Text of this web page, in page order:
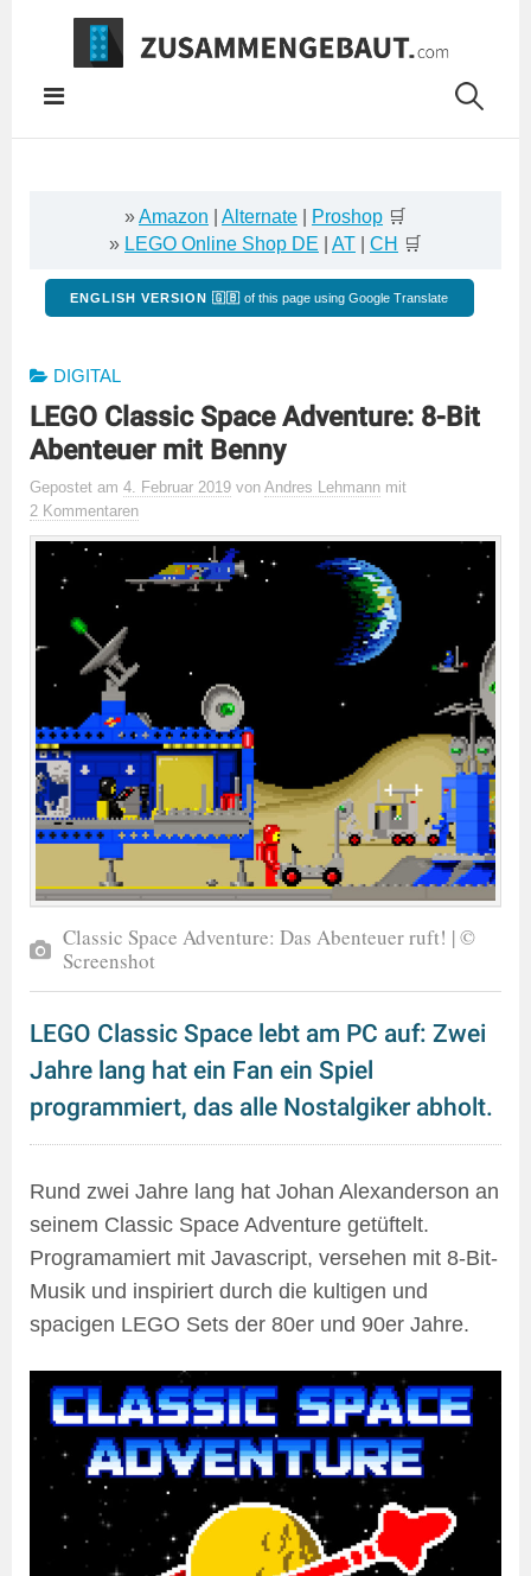
Springe
Inhalt
»Amazon Alternate Proshop 🛒
» LEGO Online Shop DE AT CH 🛒
ENGLISH VERSION 🇬🇧 of this page using Google Translate
DIGITAL
LEGO Classic Space Adventure: 8-Bit
Abenteuer mit Benny
Gepostet am 4. Februar 2019 von Andres Lehmann mit
2 Kommentaren
Classic Space Adventure: Das Abenteuer ruft! | ©
Screenshot
LEGO Classic Space lebt am PC auf: Zwei
Jahre lang hat ein Fan ein Spiel
programmiert, das alle Nostalgiker abholt.
Rund zwei Jahre lang hat Johan Alexanderson an
seinem Classic Space Adventure getüftelt.
Programamiert mit Javascript, versehen mit 8-Bit-
Musik und inspiriert durch die kultigen und
spacigen LEGO Sets der 80er und 90er Jahre.